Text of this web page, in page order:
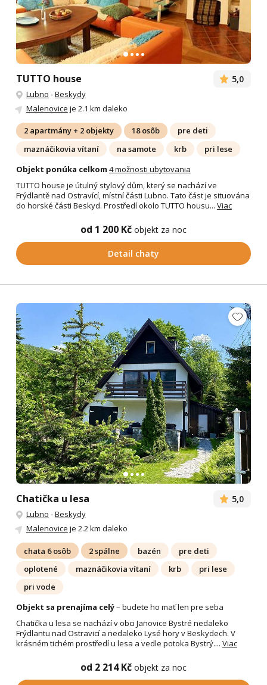
TUTTO house 5,0
Lubno -Beskydy
Malenovice je 2.1 km daleko
2 apartmány + 2 objekty 18 osôb
pre deti
maznáčikovia vítaní
na samote krb
pri lese
Objekt ponúka celkom 4 možnosti ubytovania
TUTTO house je útulný stylový dům, který se nachází ve
Frýdlantě nad Ostravící, místní části Lubno. Tato část je situována
do horské části Beskyd. Prostředí okolo TUTTO housu... Viac
od 1 200 Kč objekt za noc
Detail chaty
Chatička u lesa 5,0
Lubno -Beskydy
Malenovice je 2.2 km daleko
chata 6 osôb 2 spálne bazén
pre deti
oplotené
maznáčikovia vítaní krb
pri lese
pri vode
Objekt sa prenajíma celý– budete ho mať len pre seba
Chatička u lesa se nachází v obci Janovice Bystré nedaleko
Frýdlantu nad Ostravicí a nedaleko Lysé hory v Beskydech. V
krásném tichém prostředí u lesa a vedle potoka Bystrý.... Viac
od 2 214 Kč objekt za noc